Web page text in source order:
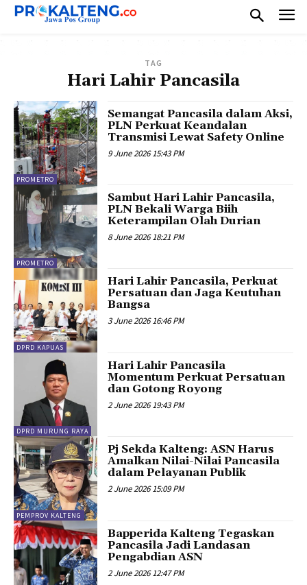
TAG
Hari Lahir Pancasila
PROMETRO
Semangat Pancasila dalam Aksi,
PLN Perkuat Keandalan
Transmisi Lewat Safety Online
9 June 2026 15:43 PM
PROMETRO
Sambut Hari Lahir Pancasila,
PLN Bekali Warga Biih
Keterampilan Olah Durian
8 June 2026 18:21 PM
DPRD KAPUAS
Hari Lahir Pancasila, Perkuat
Persatuan dan Jaga Keutuhan
Bangsa
3 June 2026 16:46 PM
DPRD MURUNG RAYA
Hari Lahir Pancasila
Momentum Perkuat Persatuan
dan Gotong Royong
2 June 2026 19:43 PM
PEMPROV KALTENG
Pj Sekda Kalteng: ASN Harus
Amalkan Nilai-Nilai Pancasila
dalam Pelayanan Publik
2 June 2026 15:09 PM
Bapperida Kalteng Tegaskan
Pancasila Jadi Landasan
Pengabdian ASN
2 June 2026 12:47 PM